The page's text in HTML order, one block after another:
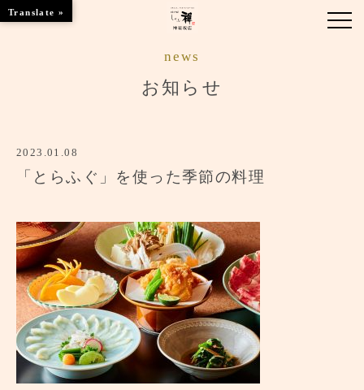
店舗情報
ブランドトップ
ご予約はこちら
news
お知らせ
2023.01.08
「とらふぐ」を使った季節の料理
Translate »